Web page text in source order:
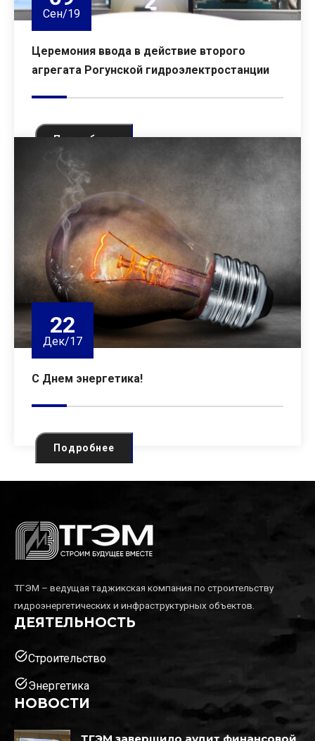
Сен/19
Церемония ввода в действие второго
агрегата Рогунской гидроэлектростанции
Подробнее
22
Дек/17
С Днем энергетика!
Подробнее
НОВОСТИ
ДЕЯТЕЛЬНОСТЬ
task_altСтроительство
task_altЭнергетика
ТГЭМ – ведущая таджикская компания по строительству
гидроэнергетических и инфраструктурных объектов.